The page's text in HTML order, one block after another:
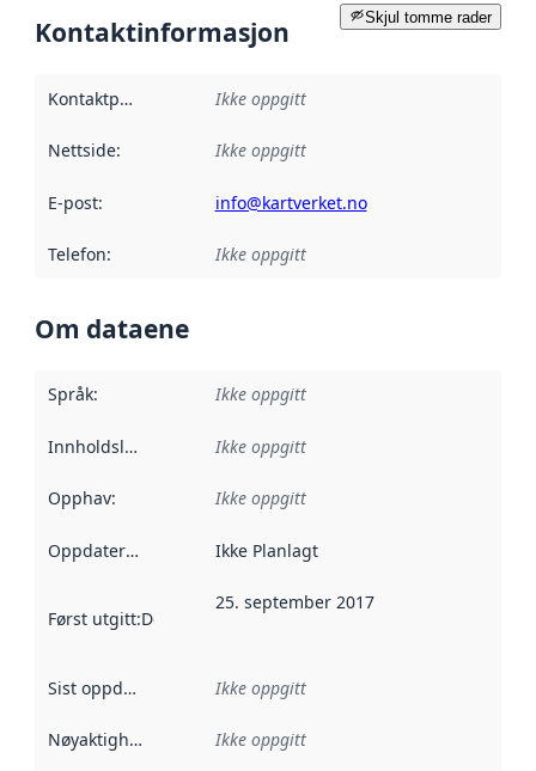
Skjul tomme rader
Kontaktinformasjon
Kontaktpunkt Ikke oppgitt
Nettside: Ikke oppgitt
E-post: info@kartverket.no
Telefon: Ikke oppgitt
Om dataene
Språk: Ikke oppgitt
Innholdsleverandører :
Ikke oppgitt
Opphav: Ikke oppgitt
Oppdateringsfrekvens :
Ikke Planlagt
Først utgitt:Denne datoen sier når dataene i dette
25. september 2017
Sist oppdatert Ikke oppgitt
Nøyaktighet Ikke oppgitt